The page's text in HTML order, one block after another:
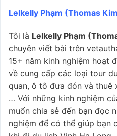
Lelkelly Phạm (Thomas
Tôi là Lelkelly Phạm
chuyên viết bài trên
15+ năm kinh nghiệm hoạt
về cung cấp các loại tour
quan, ô tô đưa đón và thuê
… Với những kinh nghiệm
muốn chia sẻ đến bạn đọc
nghiệm để có thể giúp bạn